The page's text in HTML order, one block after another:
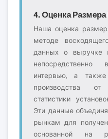
4. Оценка
Наша оценка
методе
данных о выручке
интервью, а также
производства
статистики
Эти данные
рынкам для
основанной на